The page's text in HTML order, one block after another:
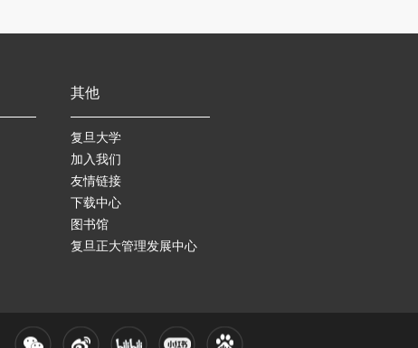
其他
复旦大学
加入我们
友情链接
下载中心
图书馆
复旦正大管理发展中心